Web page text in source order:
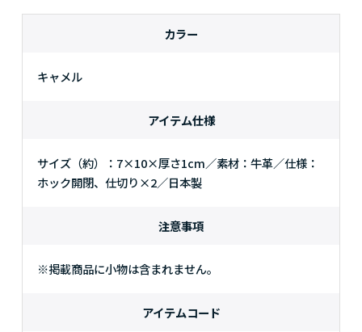
カラー
キャメル
アイテム仕様
サイズ（約）：7×10×厚さ1cm／素材：牛革／仕様：
ホック開閉、仕切り×2／日本製
注意事項
※掲載商品に小物は含まれません。
アイテムコード